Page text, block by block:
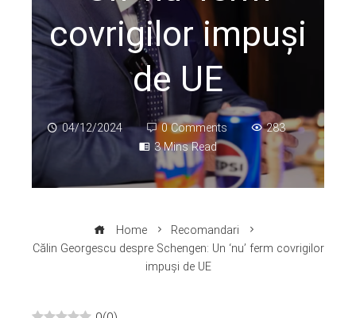
covrigilor impuși
de UE
04/12/2024 0 Comments
283
3 Mins Read
Home
Recomandari
Călin Georgescu despre Schengen: Un ‘nu’ ferm covrigilor
impuși de UE